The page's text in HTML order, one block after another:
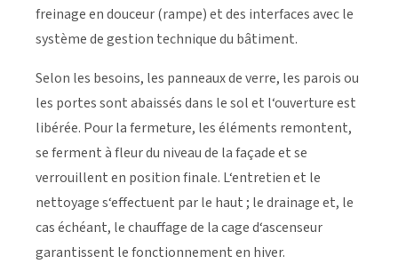
freinage en douceur (rampe) et des interfaces avec le
système de gestion technique du bâtiment.
Selon les besoins, les panneaux de verre, les parois ou
les portes sont abaissés dans le sol et l‘ouverture est
libérée. Pour la fermeture, les éléments remontent,
se ferment à fleur du niveau de la façade et se
verrouillent en position finale. L‘entretien et le
nettoyage s‘effectuent par le haut ; le drainage et, le
cas échéant, le chauffage de la cage d‘ascenseur
garantissent le fonctionnement en hiver.